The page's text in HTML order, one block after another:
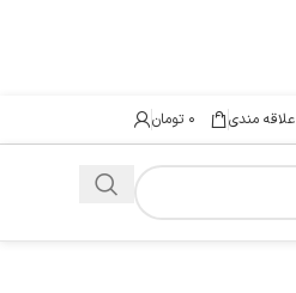
علاقه مندی ۰ تومان